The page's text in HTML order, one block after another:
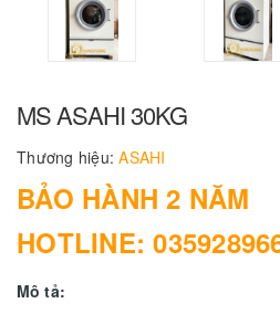
MS ASAHI 30KG
Thương hiệu: ASAHI
BẢO HÀNH 2 NĂM
HOTLINE:
Mô tả: